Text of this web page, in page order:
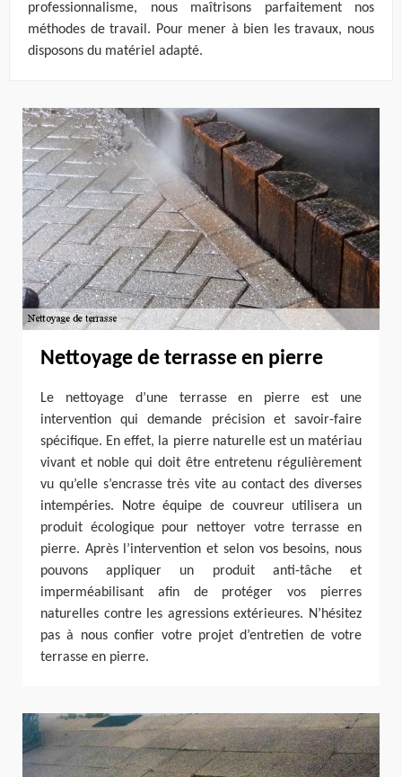
professionnalisme, nous maîtrisons parfaitement nos
méthodes de travail. Pour mener à bien les travaux, nous
disposons du matériel adapté.
Nettoyage de terrasse en pierre
Le nettoyage d’une terrasse en pierre est une
intervention qui demande précision et savoir-faire
spécifique. En effet, la pierre naturelle est un matériau
vivant et noble qui doit être entretenu régulièrement
vu qu’elle s’encrasse très vite au contact des diverses
intempéries. Notre équipe de couvreur utilisera un
produit écologique pour nettoyer votre terrasse en
pierre. Après l’intervention et selon vos besoins, nous
pouvons appliquer un produit anti-tâche et
imperméabilisant afin de protéger vos pierres
naturelles contre les agressions extérieures. N’hésitez
pas à nous confier votre projet d’entretien de votre
terrasse en pierre.